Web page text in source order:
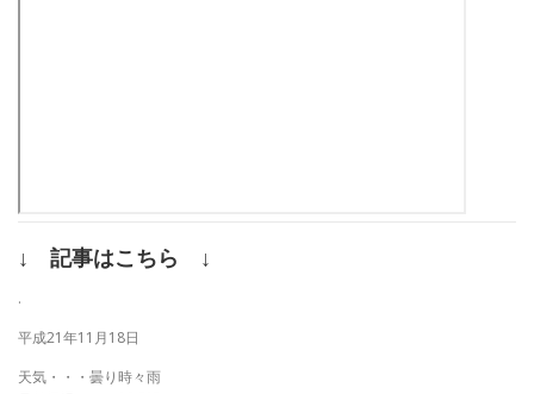
↓ 記事はこちら ↓
.
平成21年11月18日
天気・・・曇り時々雨